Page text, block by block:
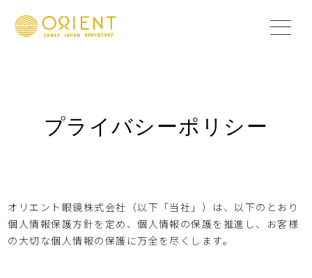
プライバシーポリシー
オリエント眼鏡株式会社（以下「当社」）は、以下のとおり
個人情報保護方針を定め、個人情報の保護を推進し、お客様
の大切な個人情報の保護に万全を尽くします。